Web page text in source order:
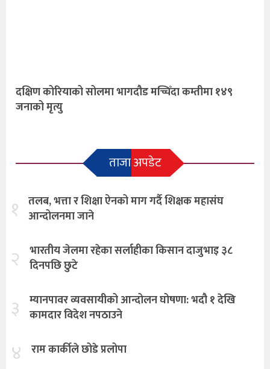
दक्षिण कोरियाको सोलमा भागदौड मच्चिँदा कम्तीमा १४९
जनाको मृत्यु
ताजा अपडेट
१ तलब, भत्ता र शिक्षा ऐनको माग गर्दै शिक्षक महासंघ
आन्दोलनमा जाने
२ भारतीय जेलमा रहेका सर्लाहीका किसान दाजुभाइ ३८
दिनपछि छुटे
३ म्यानपावर व्यवसायीको आन्दोलन घोषणा: भदौ १ देखि
कामदार विदेश नपठाउने
४ राम कार्कीले छोडे प्रलोपा